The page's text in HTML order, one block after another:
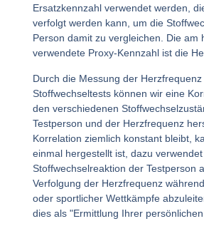
Ersatzkennzahl verwendet werden,
verfolgt werden kann, um die
Person damit zu vergleichen. Die am
verwendete Proxy-Kennzahl ist die
Durch die Messung der
Stoffwechseltests können wir eine
den verschiedenen
Testperson und der Herzfrequenz
Korrelation ziemlich konstant bleibt,
einmal hergestellt ist, dazu
Stoffwechselreaktion der Testperson
Verfolgung der Herzfrequenz
oder sportlicher Wettkämpfe
dies als "Ermittlung Ihrer